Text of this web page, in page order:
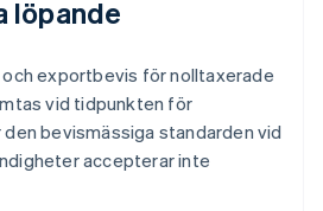
löpande
exportbevis för nolltaxerade
vid tidpunkten för
bevismässiga standarden vid
accepterar inte